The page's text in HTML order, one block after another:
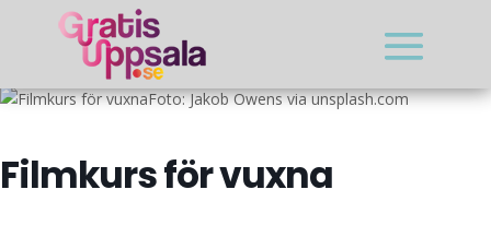
Foto: Jakob Owens via unsplash.com
Filmkurs för vuxna